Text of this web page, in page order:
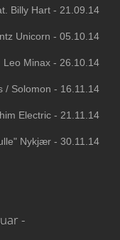
Billy Hart - 21.09.14
Unicorn - 05.10.14
Leo Minax - 26.10.14
/ Solomon - 16.11.14
Electric - 21.11.14
Nykjær - 30.11.14
-